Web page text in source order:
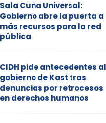
Sala Cuna Universal:
Gobierno abre la puerta a
más recursos para la red
pública
CIDH pide antecedentes al
gobierno de Kast tras
denuncias por retrocesos
en derechos humanos